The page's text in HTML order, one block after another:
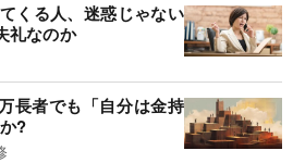
くる人、迷惑じゃない
礼なのか
長者でも「自分は金持
?